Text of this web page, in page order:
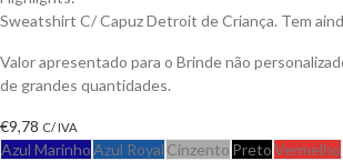
Sweatshirt C/ Capuz Detroit de Criança. Tem
Valor apresentado para o Brinde não
de grandes quantidades.
€9,78 C/ IVA
Azul MarinhoAzul Royal Cinzento PretoVermelho